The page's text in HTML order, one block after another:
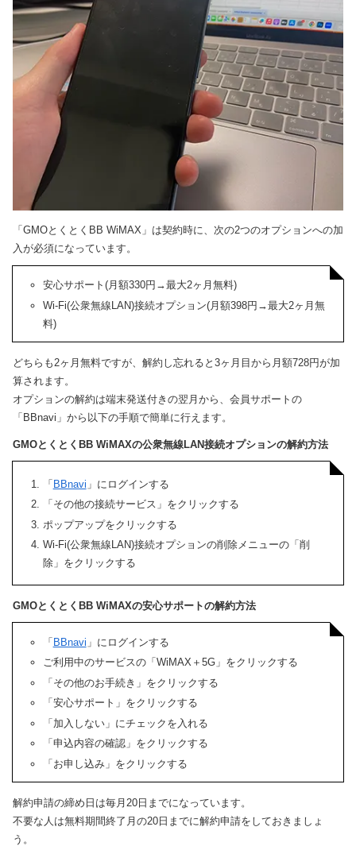
「GMOとくとくBB WiMAX」は契約時に、次の2つのオプションへの加
入が必須になっています。
安心サポート(月額330円→最大2ヶ月無料)
Wi-Fi(公衆無線LAN)接続オプション(月額398円→最大2ヶ月無
料)
どちらも2ヶ月無料ですが、解約し忘れると3ヶ月目から月額728円が加
算されます。
オプションの解約は端末発送付きの翌月から、会員サポートの
「BBnavi」から以下の手順で簡単に行えます。
GMOとくとくBB WiMAXの公衆無線LAN接続オプションの解約方法
「BBnavi 」にログインする
「その他の接続サービス」をクリックする
ポップアップをクリックする
Wi-Fi(公衆無線LAN)接続オプションの削除メニューの「削
除」をクリックする
GMOとくとくBB WiMAXの安心サポートの解約方法
「BBnavi 」にログインする
ご利用中のサービスの「WiMAX＋5G」をクリックする
「その他のお手続き」をクリックする
「安心サポート」をクリックする
「加入しない」にチェックを入れる
「申込内容の確認」をクリックする
「お申し込み」をクリックする
解約申請の締め日は毎月20日までになっています。
不要な人は無料期間終了月の20日までに解約申請をしておきましょ
う。